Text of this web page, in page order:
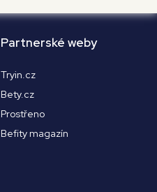
Partnerské weby
Tryin.cz
Bety.cz
Prostřeno
Befity magazín